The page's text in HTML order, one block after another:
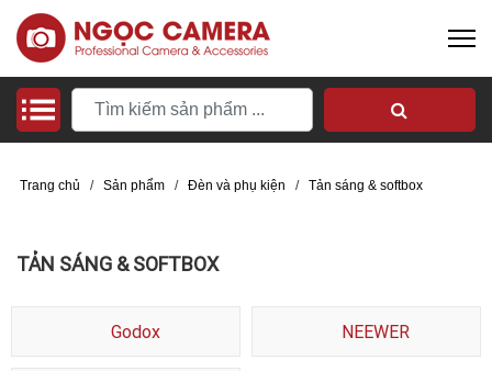
Trang chủ / Sản phẩm / Đèn và phụ kiện / Tản sáng & softbox
TẢN SÁNG & SOFTBOX
Godox NEEWER